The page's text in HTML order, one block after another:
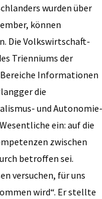
wurden über
können
Die Volkswirtschaft-
Trienniums der
Bereiche Informationen
die
und Autonomie-
ein: auf die
zwischen
betroffen sei.
versuchen, für uns
wird“. Er stellte